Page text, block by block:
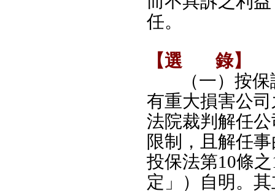
任。
【選
錄】
（一）按
有重大損害公
法院裁判解任
限制，且解任
投保法第10條
定」）自明。